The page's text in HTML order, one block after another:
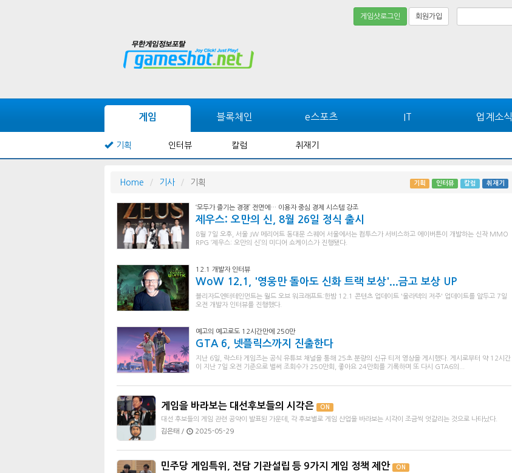
게임샷로그인 회원가입
게임 블록체인 e스포츠 IT 업계소식
기획 인터뷰 칼럼 취재기
Home 기사 기획 기획 인터뷰 칼럼 취재기
‘모두가 즐기는 경쟁’ 전면에… 이용자 중심 경제 시스템 강조
제우스: 오만의 신, 8월 26일 정식 출시
8월 7일 오후, 서울 JW 메리어트 동대문 스퀘어 서울에서는 컴투스가 서비스하고 에이버튼이 개발하는 신작 MMO
RPG ‘제우스: 오만의 신’의 미디어 쇼케이스가 진행됐다.
12.1 개발자 인터뷰
WoW 12.1, '영웅만 돌아도 신화 트랙 보상'...금고 보상 UP
블리자드엔터테인먼트는 월드 오브 워크래프트:한밤 12.1 콘텐츠 업데이트 '울라텍의 저주' 업데이트를 앞두고 7일
오전 개발자 인터뷰를 진행했다.
예고의 예고로도 12시간만에 250만
GTA 6, 넷플릭스까지 진출한다
지난 6일, 락스타 게임즈는 공식 유튜브 채널을 통해 25초 분량의 신규 티저 영상을 게시했다. 게시로부터 약 12시간
이 지난 7일 오전 기준으로 벌써 조회수가 250만회, 좋아요 24만회를 기록하며 또 다시 GTA6의...
게임을 바라보는 대선후보들의 시각은 ON
대선 후보들의 게임 관련 공약이 발표된 가운데, 각 후보별로 게임 산업을 바라보는 시각이 조금씩 엇갈리는 것으로 나타났다.
김은태 /
2025-05-29
민주당 게임특위, 전담 기관설립 등 9가지 게임 정책 제안 ON